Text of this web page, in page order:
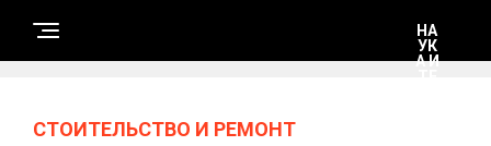
НА
УК
А И
СТОИТЕЛЬСТВО И РЕМОНТ